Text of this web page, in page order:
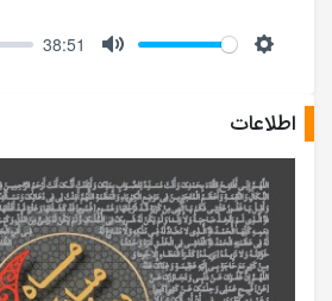
38:51
اطلاعات